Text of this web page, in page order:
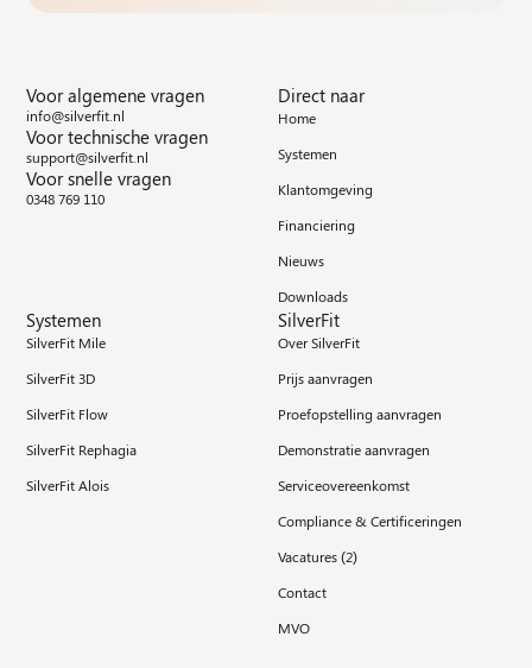
Voor algemene vragen
info@silverfit.nl
Voor technische vragen
support@silverfit.nl
Voor snelle vragen
0348 769 110
Direct naar
Home
Systemen
Klantomgeving
Financiering
Nieuws
Downloads
Systemen
SilverFit Mile
SilverFit 3D
SilverFit Flow
SilverFit Rephagia
SilverFit Alois
SilverFit
Over SilverFit
Prijs aanvragen
Proefopstelling aanvragen
Demonstratie aanvragen
Serviceovereenkomst
Compliance & Certificeringen
Vacatures (2)
Contact
MVO